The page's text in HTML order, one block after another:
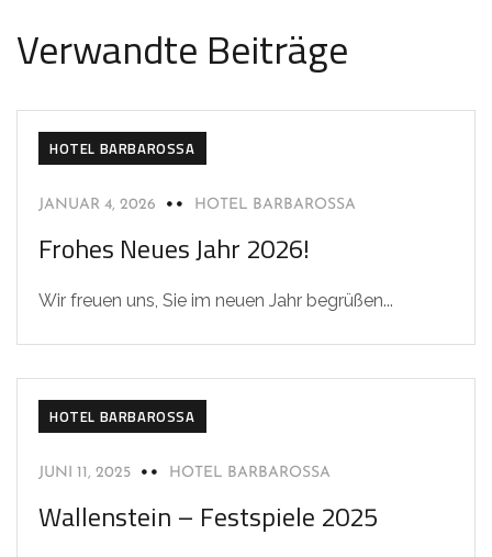
Verwandte Beiträge
HOTEL BARBAROSSA
JANUAR 4, 2026 HOTEL BARBAROSSA
Frohes Neues Jahr 2026!
Wir freuen uns, Sie im neuen Jahr begrüßen...
HOTEL BARBAROSSA
JUNI 11, 2025 HOTEL BARBAROSSA
Wallenstein – Festspiele 2025